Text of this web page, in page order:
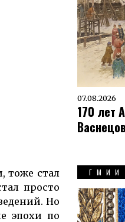
тоже стал
прос­то
Но
эпохи по
07.08.2026
170 лет